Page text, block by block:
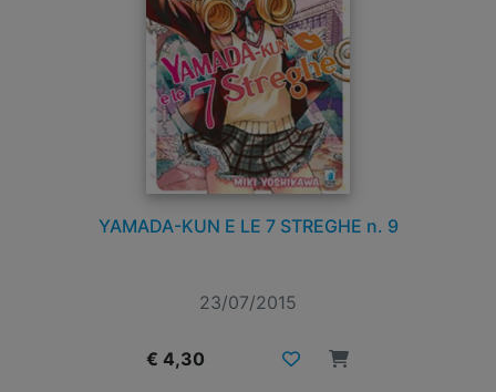
YAMADA-KUN E LE 7 STREGHE n. 9
23/07/2015
€ 4,30